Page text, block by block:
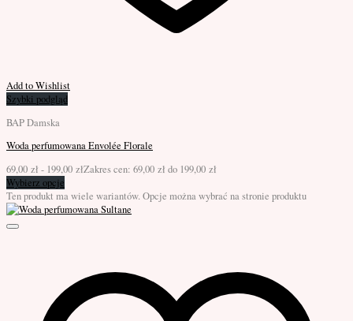
Add to Wishlist
Szybki podgląd
BAP Damska
Woda perfumowana Envolée Florale
69,00 zł - 199,00 złZakres cen: 69,00 zł do 199,00 zł
Wybierz opcje
Ten produkt ma wiele wariantów. Opcje można wybrać na stronie produktu